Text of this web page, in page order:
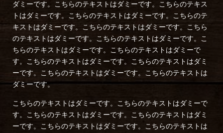
ダミーです。こちらのテキストはダミーです。こちらのテキス
トはダミーです。こちらのテキストはダミーです。こちらのテ
キストはダミーです。こちらのテキストはダミーです。こちら
のテキストはダミーです。こちらのテキストはダミーです。こ
ちらのテキストはダミーです。こちらのテキストはダミーで
す。こちらのテキストはダミーです。こちらのテキストはダミ
ーです。こちらのテキストはダミーです。こちらのテキストは
ダミーです。
こちらのテキストはダミーです。こちらのテキストはダミーで
す。こちらのテキストはダミーです。こちらのテキストはダミ
ーです。こちらのテキストはダミーです。こちらのテキストは